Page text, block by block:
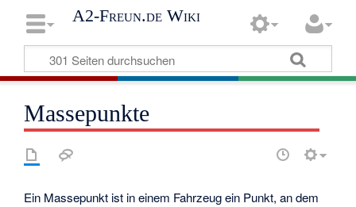
A2-Freun.de Wiki
Massepunkte
Ein Massepunkt ist in einem Fahrzeug ein Punkt, an dem